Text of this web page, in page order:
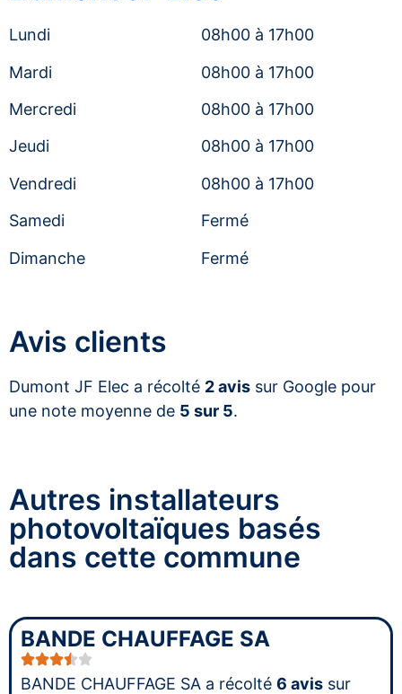
Lundi
08h00 à 17h00
Mardi
08h00 à 17h00
Mercredi
08h00 à 17h00
Jeudi
08h00 à 17h00
Vendredi
08h00 à 17h00
Samedi
Fermé
Dimanche
Fermé
Avis clients
Dumont JF Elec a récolté 2 avis sur Google pour
une note moyenne de 5 sur 5.
Autres installateurs
photovoltaïques basés
dans cette commune
BANDE CHAUFFAGE SA
BANDE CHAUFFAGE SA a récolté 6 avis sur